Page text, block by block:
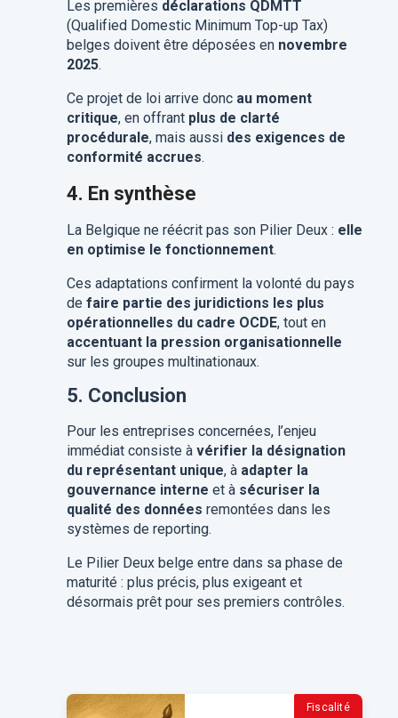
Les premières déclarations QDMTT
(Qualified Domestic Minimum Top-up Tax)
belges doivent être déposées en novembre
2025.
Ce projet de loi arrive donc au moment
critique, en offrant plus de clarté
procédurale, mais aussi des exigences de
conformité accrues.
4. En synthèse
La Belgique ne réécrit pas son Pilier Deux : elle
en optimise le fonctionnement.
Ces adaptations confirment la volonté du pays
de faire partie des juridictions les plus
opérationnelles du cadre OCDE, tout en
accentuant la pression organisationnelle
sur les groupes multinationaux.
5. Conclusion
Pour les entreprises concernées, l’enjeu
immédiat consiste à vérifier la désignation
du représentant unique, à adapter la
gouvernance interne et à sécuriser la
qualité des données remontées dans les
systèmes de reporting.
Le Pilier Deux belge entre dans sa phase de
maturité : plus précis, plus exigeant et
désormais prêt pour ses premiers contrôles.
Fiscalité